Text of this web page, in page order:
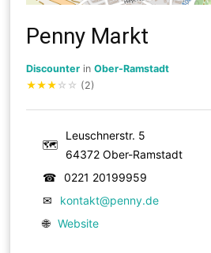
Penny Markt
Discounter inOber-Ramstadt
★★★ ☆ ☆ (2)
🗺
Leuschnerstr. 5
64372 Ober-Ramstadt
☎
0221 20199959
✉
kontakt@penny.de
🌐 Website